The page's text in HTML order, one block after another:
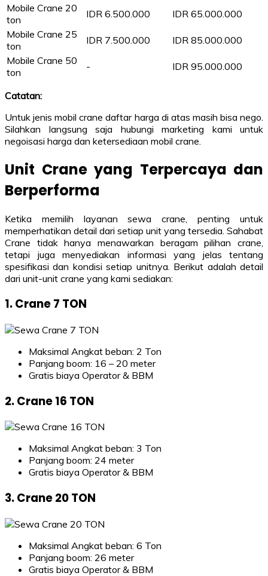
Mobile Crane 20
ton
IDR 6.500.000
IDR 65.000.000
Mobile Crane 25
ton
IDR 7.500.000
IDR 85.000.000
Mobile Crane 50
ton
- IDR 95.000.000
Catatan:
Untuk jenis mobil crane daftar harga di atas masih bisa nego.
Silahkan langsung saja hubungi marketing kami untuk
negoisasi harga dan ketersediaan mobil crane.
Unit Crane yang Terpercaya dan
Berperforma
Ketika memilih layanan sewa crane, penting untuk
memperhatikan detail dari setiap unit yang tersedia. Sahabat
Crane tidak hanya menawarkan beragam pilihan crane,
tetapi juga menyediakan informasi yang jelas tentang
spesifikasi dan kondisi setiap unitnya. Berikut adalah detail
dari unit-unit crane yang kami sediakan:
1. Crane 7 TON
Maksimal Angkat beban: 2 Ton
Panjang boom: 16 – 20 meter
Gratis biaya Operator & BBM
2. Crane 16 TON
Maksimal Angkat beban: 3 Ton
Panjang boom: 24 meter
Gratis biaya Operator & BBM
3. Crane 20 TON
Maksimal Angkat beban: 6 Ton
Panjang boom: 26 meter
Gratis biaya Operator & BBM